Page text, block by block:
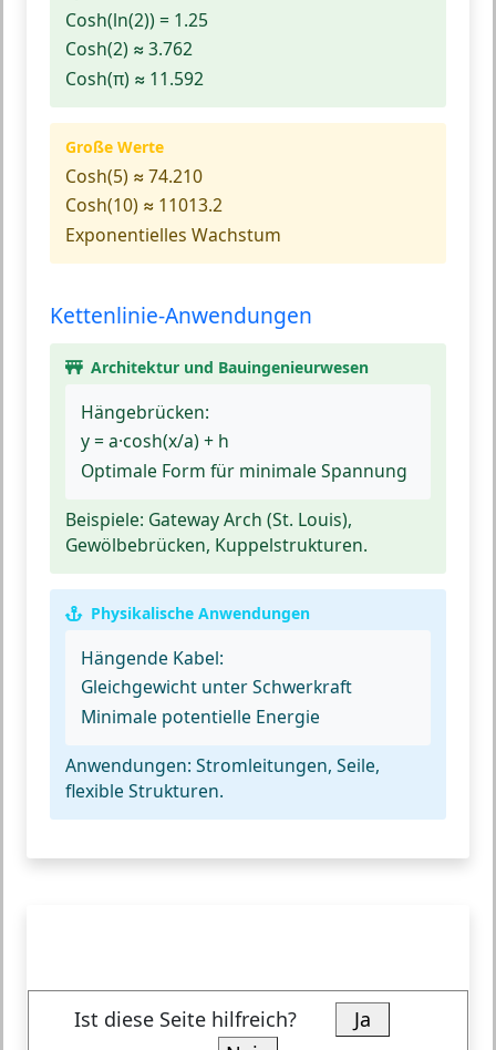
Cosh(ln(2)) = 1.25
Cosh(2) ≈ 3.762
Cosh(π) ≈ 11.592
Große Werte
Cosh(5) ≈ 74.210
Cosh(10) ≈ 11013.2
Exponentielles Wachstum
Kettenlinie-Anwendungen
Architektur und Bauingenieurwesen
Hängebrücken:
y = a·cosh(x/a) + h
Optimale Form für minimale Spannung
Beispiele: Gateway Arch (St. Louis),
Gewölbebrücken, Kuppelstrukturen.
Physikalische Anwendungen
Hängende Kabel:
Gleichgewicht unter Schwerkraft
Minimale potentielle Energie
Anwendungen: Stromleitungen, Seile,
flexible Strukturen.
Ist diese Seite hilfreich?
Ja